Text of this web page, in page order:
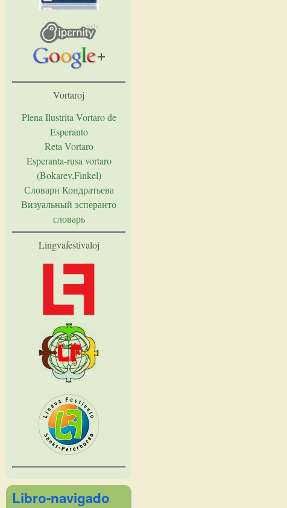
Vortaroj
Plena Ilustrita Vortaro de
Esperanto
Reta Vortaro
Esperanta-rusa vortaro
(Bokarev,Finkel)
Словари Кондратьева
Визуальный эсперанто
словарь
Lingvafestivaloj
Libro-navigado